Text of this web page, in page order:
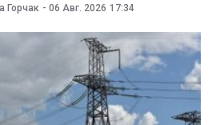
Горчак - 06 Авг. 2026 17:34